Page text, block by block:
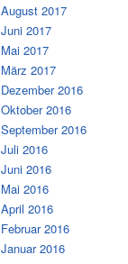
August 2017
Juni 2017
Mai 2017
März 2017
Dezember 2016
Oktober 2016
September 2016
Juli 2016
Juni 2016
Mai 2016
April 2016
Februar 2016
Januar 2016